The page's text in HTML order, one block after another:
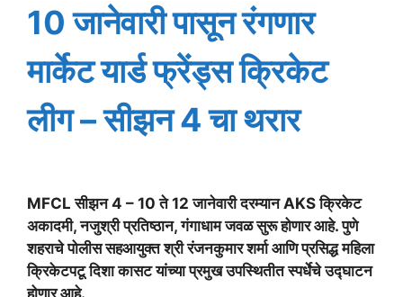
10 जानेवारी पासून रंगणार
मार्केट यार्ड फ्रेंड्स क्रिकेट
लीग – सीझन 4 चा थरार
MFCL सीझन 4 – 10 ते 12 जानेवारी दरम्यान AKS क्रिकेट
अकादमी, नजुश्री प्रतिष्ठान, गंगाधाम जवळ सुरू होणार आहे. पुणे
शहराचे पोलीस सहआयुक्त श्री रंजनकुमार शर्मा आणि प्रसिद्ध महिला
क्रिकेटपटू दिशा कासट यांच्या प्रमुख उपस्थितीत स्पर्धेचे उद्घाटन